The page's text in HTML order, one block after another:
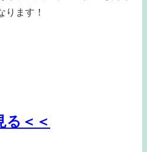
ります！
る＜＜